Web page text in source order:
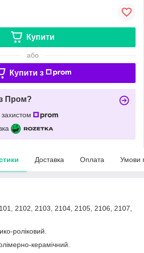
Купити
або
Купити з
Пром?
Доставка Оплата Умови
2102, 2103, 2104, 2105, 2106, 2107,
роліковий.
керамічний.